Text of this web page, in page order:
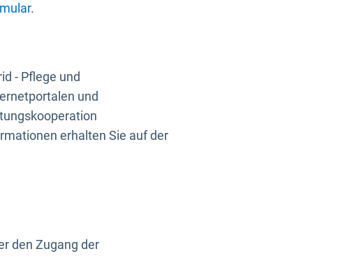
.
- Pflege und
und
erhalten Sie auf der
den Zugang der